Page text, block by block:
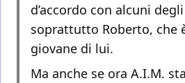
d’accordo con alcuni
soprattutto Roberto, che
giovane di lui.
Ma anche se ora A.I.M.